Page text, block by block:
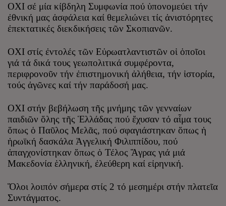
ΟΧΙ σέ μία κίβδηλη Συμφωνία πού ὑπονομεύει τήν
ἐθνική μας ἀσφάλεια καί θεμελιώνει τίς ἀνιστόρητες
ἐπεκτατικές διεκδικήσεις τῶν Σκοπιανῶν.
ΟΧΙ στίς ἐντολές τῶν Εὐρωατλαντιστῶν οἱ ὁποῖοι
γιά τά δικά τους γεωπολιτικά συμφέροντα,
περιφρονοῦν τήν ἐπιστημονική ἀλήθεια, τήν ἱστορία,
τούς ἀγῶνες καί τήν παράδοσή μας.
ΟΧΙ στήν βεβήλωση τῆς μνήμης τῶν γενναίων
παιδιῶν ὅλης τῆς Ἑλλάδας πού ἔχυσαν τό αἷμα τους
ὅπως ὁ Παῦλος Μελᾶς, πού σφαγιάστηκαν ὅπως ἡ
ἡρωϊκή δασκάλα Ἀγγελική Φιλιππίδου, πού
ἀπαγχονίστηκαν ὅπως ὁ Τέλος Ἄγρας γιά μιά
Μακεδονία ἑλληνική, ἐλεύθερη καί εἰρηνική.
Ὅλοι λοιπόν σήμερα στίς 2 τό μεσημέρι στήν πλατεῖα
Συντάγματος.